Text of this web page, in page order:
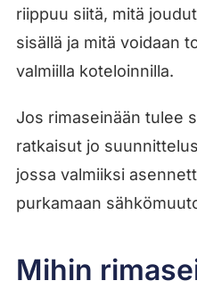
riippuu siitä, mitä
sisällä ja mitä voidaan
valmiilla koteloinnilla.
Jos rimaseinään tulee
ratkaisut jo
jossa valmiiksi
purkamaan
Mihin